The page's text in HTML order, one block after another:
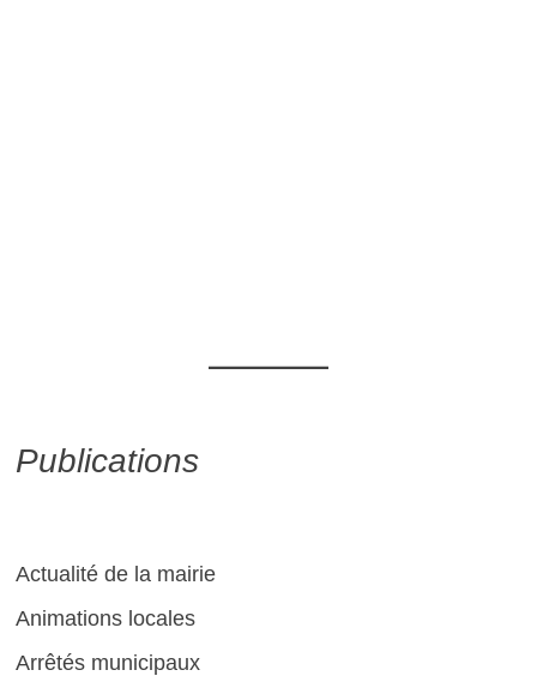
Publications
Actualité de la mairie
Animations locales
Arrêtés municipaux